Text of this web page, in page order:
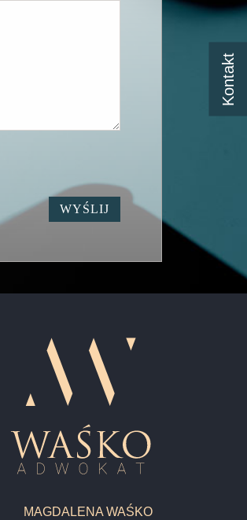
MAGDALENA WAŚKO
Kontakt